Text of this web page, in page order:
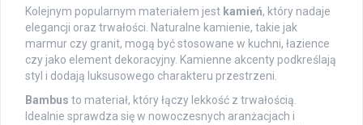
Kolejnym popularnym materiałem jest kamień, który nadaje
elegancji oraz trwałości. Naturalne kamienie, takie jak
marmur czy granit, mogą być stosowane w kuchni, łazience
czy jako element dekoracyjny. Kamienne akcenty podkreślają
styl i dodają luksusowego charakteru przestrzeni.
Bambus to materiał, który łączy lekkość z trwałością.
Idealnie sprawdza się w nowoczesnych aranżacjach i